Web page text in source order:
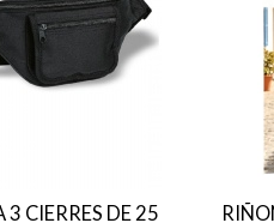
3 CIERRES DE 25